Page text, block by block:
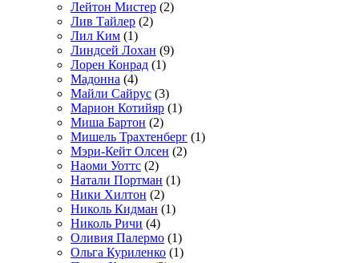
Лейтон Мистер (2)
Лив Тайлер (2)
Лил Ким (1)
Линдсей Лохан (9)
Лорен Конрад (1)
Мадонна (4)
Майли Сайрус (3)
Марион Котийяр (1)
Миша Бартон (2)
Мишель Трахтенберг (1)
Мэри-Кейт Олсен (2)
Наоми Уоттс (2)
Натали Портман (1)
Ники Хилтон (2)
Николь Кидман (1)
Николь Ричи (4)
Оливия Палермо (1)
Ольга Куриленко (1)